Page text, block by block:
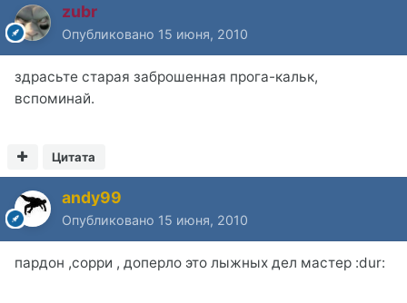
zubr
Опубликовано 15 июня, 2010
здрасьте старая заброшенная прога-кальк,
вспоминай.
Цитата
andy99
Опубликовано 15 июня, 2010
пардон ,сорри , доперло это лыжных дел мастер :dur: